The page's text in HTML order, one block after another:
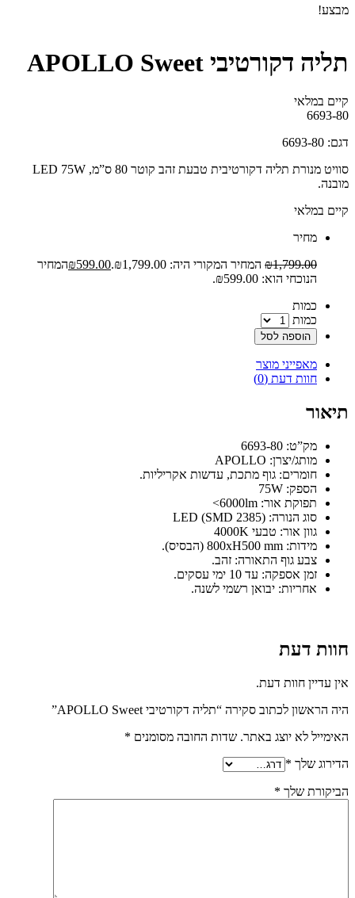
מבצע!
תליה דקורטיבי APOLLO Sweet
קיים במלאי‬
6693-80
דגם: 6693-80
סוויט מנורת תליה דקורטיבית טבעת זהב קוטר 80 ס”מ, LED 75W
מובנה.
קיים במלאי
‫מחיר‬
₪1,799.00 המחיר המקורי היה: ₪1,799.00. ₪599.00
המחיר
הנוכחי הוא: ₪599.00.
‫כמות‬
כמות
הוספה לסל
מאפייני מוצר
חוות דעת (0)
תיאור
מק”ט: 6693-80
מותג/יצרן: APOLLO
חומרים: גוף מתכת, עדשות אקריליות.
הספק: 75W
תפוקת אור: 6000lm>
סוג הנורה: (LED (SMD 2385
גוון אור: טבעי 4000K
מידות: 800xH500 mm (הבסיס).
צבע גוף התאורה: זהב.
זמן אספקה: עד 10 ימי עסקים.
אחריות: יבואן רשמי לשנה.
חוות דעת
אין עדיין חוות דעת.
היה הראשון לכתוב סקירה “תליה דקורטיבי APOLLO Sweet”
האימייל לא יוצג באתר. שדות החובה מסומנים *
הדירוג שלך *
הביקורת שלך *